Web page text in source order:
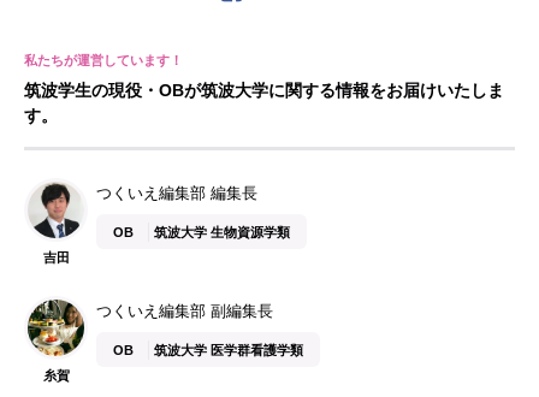
筑波学生の現役・OBが筑波大学に関する情報をお届けいたしま
す。
吉田
つくいえ編集部 編集長
OB 筑波大学 生物資源学類
糸賀
つくいえ編集部 副編集長
OB 筑波大学 医学群看護学類